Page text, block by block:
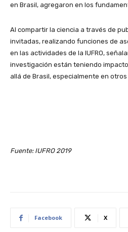
en Brasil, agregaron en los
Al compartir la ciencia a través de
invitadas, realizando funciones de
en las actividades de la IUFRO,
investigación están teniendo
allá de Brasil, especialmente en
Fuente: IUFRO 2019
Facebook X